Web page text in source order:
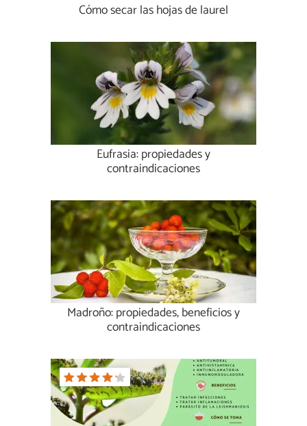
Cómo secar las hojas de laurel
Eufrasia: propiedades y
contraindicaciones
Madroño: propiedades, beneficios y
contraindicaciones